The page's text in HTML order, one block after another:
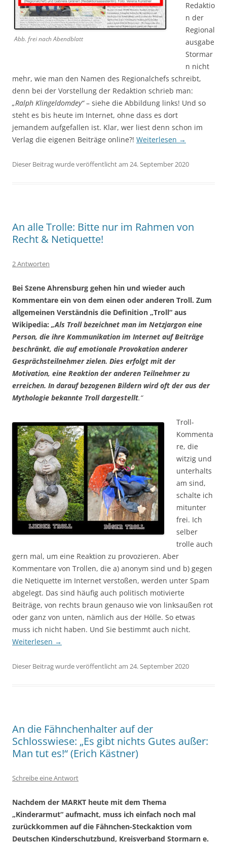
Abb. frei nach Abendblatt
Redaktio
n der
Regional
ausgabe
Stormar
n nicht
mehr, wie man den Namen des Regionalchefs schreibt,
denn bei der Vorstellung der Redaktion schrieb man:
„Ralph Klingeldomdey“– siehe die Abbildung links! Und so
steht es bis heute im Internet, ohne dass es dort
jemandem aufgefallen ist. Klar, wer liest denn schon im
Verlag die eigenen Beiträge online?! Weiterlesen →
Dieser Beitrag wurde veröffentlicht am 24. September 2020
An alle Trolle: Bitte nur im Rahmen von
Recht & Netiquette!
2 Antworten
Bei Szene Ahrensburg gehen hin und wieder auch
Kommentare ein von dem einen oder anderen Troll. Zum
allgemeinen Verständnis die Definition „Troll“ aus
Wikipedia: „Als Troll bezeichnet man im Netzjargon eine
Person, die ihre Kommunikation im Internet auf Beiträge
beschränkt, die auf emotionale Provokation anderer
Gesprächsteilnehmer zielen. Dies erfolgt mit der
Motivation, eine Reaktion der anderen Teilnehmer zu
erreichen. In darauf bezogenen Bildern wird oft der aus der
Mythologie bekannte Troll dargestellt.“
Troll-
Kommenta
re, die
witzig und
unterhalts
am sind,
schalte ich
mitunter
frei. Ich
selber
trolle auch
gern mal, um eine Reaktion zu provozieren. Aber
Kommentare von Trollen, die a) anonym sind und b) gegen
die Netiquette im Internet verstoßen, werden unter Spam
abgelegt. Das sind häufig auch politisch motivierte
Beiträge, von rechts braun genauso wie von linksaußen rot
oder ganz von unten, nämlich aus der Hölle. So etwas
muss ich nicht haben. Und Sie bestimmt auch nicht.
Weiterlesen →
Dieser Beitrag wurde veröffentlicht am 24. September 2020
An die Fähnchenhalter auf der
Schlosswiese: „Es gibt nichts Gutes außer:
Man tut es!“ (Erich Kästner)
Schreibe eine Antwort
Nachdem der MARKT heute mit dem Thema
„Kinderarmut“ aufmacht, muss ich einfach noch mal
zurückkommen auf die Fähnchen-Steckaktion vom
Deutschen Kinderschutzbund, Kreisverband Stormarn e.